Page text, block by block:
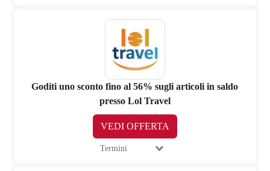
Goditi uno sconto fino al 56% sugli articoli in saldo
presso Lol Travel
VEDI OFFERTA
Termini